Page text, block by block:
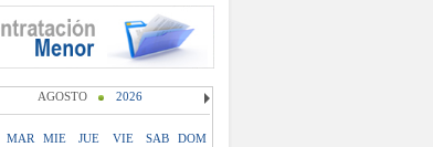
AGOSTO 2026
MAR MIE JUE VIE SAB DOM